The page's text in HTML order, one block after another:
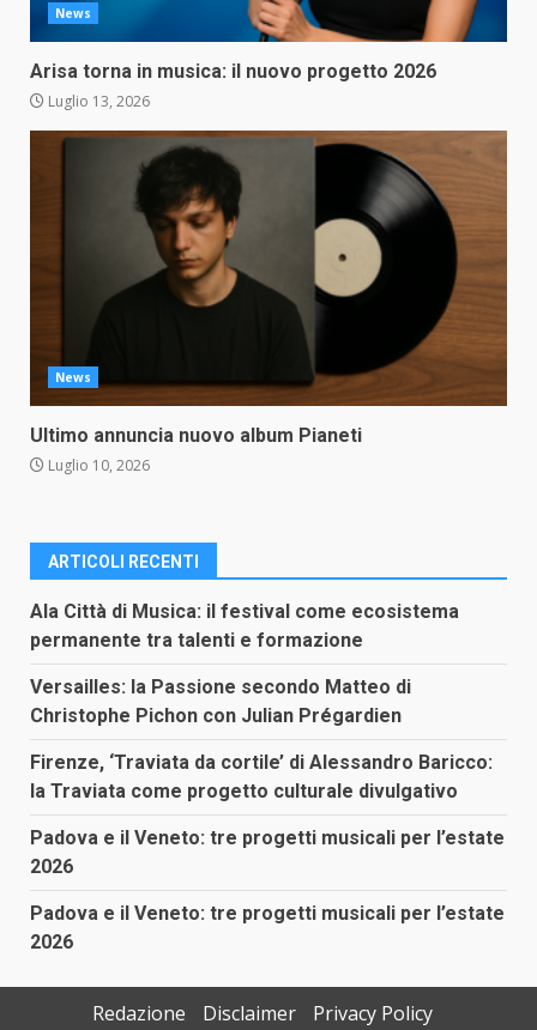
News
Arisa torna in musica: il nuovo progetto 2026
Luglio 13, 2026
News
Ultimo annuncia nuovo album Pianeti
Luglio 10, 2026
ARTICOLI RECENTI
Ala Città di Musica: il festival come ecosistema
permanente tra talenti e formazione
Versailles: la Passione secondo Matteo di
Christophe Pichon con Julian Prégardien
Firenze, ‘Traviata da cortile’ di Alessandro Baricco:
la Traviata come progetto culturale divulgativo
Padova e il Veneto: tre progetti musicali per l’estate
2026
Padova e il Veneto: tre progetti musicali per l’estate
2026
Redazione Disclaimer Privacy Policy